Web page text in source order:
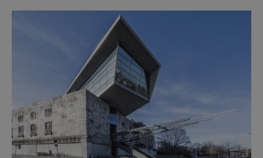
spolupráci s jeho přítelem, slavným Janem
Keplerem. Tímto historickým setkáním je
inspirována i zážitková mobilní detek